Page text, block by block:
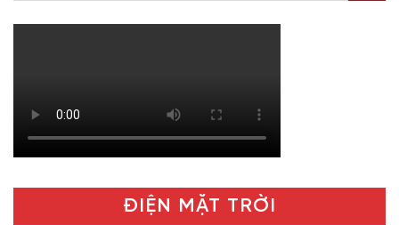
ĐIỆN MẶT TRỜI